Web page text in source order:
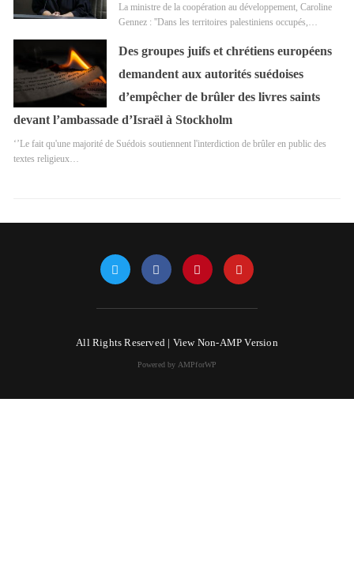
La ministre de la coopération au développement, Caroline
Gennez : ''Dans les territoires palestiniens occupés,…
Des groupes juifs et chrétiens européens
demandent aux autorités suédoises
d’empêcher de brûler des livres saints
devant l’ambassade d’Israël à Stockholm
‘’Le fait qu'une majorité de Suédois soutiennent l'interdiction de brûler en public des
textes religieux…
All Rights Reserved | View Non-AMP Version
Powered by AMPforWP